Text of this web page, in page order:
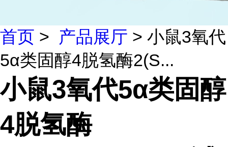
首页 > 产品展厅 > 小鼠3氧代
5α类固醇4脱氢酶2(S...
小鼠3氧代5α类固醇
4脱氢酶